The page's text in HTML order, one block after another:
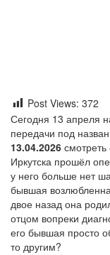
Post Views: 372
Сегодня 13 апреля
передачи под
13.04.2026
Иркутска прошёл
у него больше нет
бывшая
двое назад она
отцом вопреки
его бывшая просто
то другим?